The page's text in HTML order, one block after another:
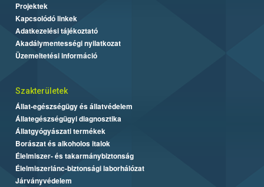
Projektek
Kapcsolódó linkek
Adatkezelési tájékoztató
Akadálymentességi nyilatkozat
Üzemeltetési információ
Szakterületek
Állat-egészségügy és állatvédelem
Állategészségügyi diagnosztika
Állatgyógyászati termékek
Borászat és alkoholos italok
Élelmiszer- és takarmánybiztonság
Élelmiszerlánc-biztonsági laborhálózat
Járványvédelem